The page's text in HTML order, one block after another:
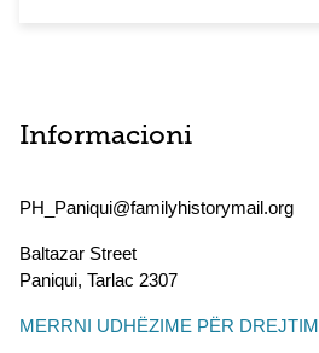
Informacioni
PH_Paniqui@familyhistorymail.org
Baltazar Street
Paniqui, Tarlac 2307
MERRNI UDHËZIME PËR DREJTIM